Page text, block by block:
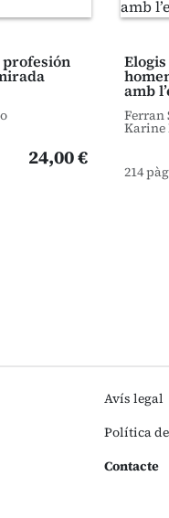
24,00 €
amb
Ferran
Karine
214
Avís legal
Política
Contacte